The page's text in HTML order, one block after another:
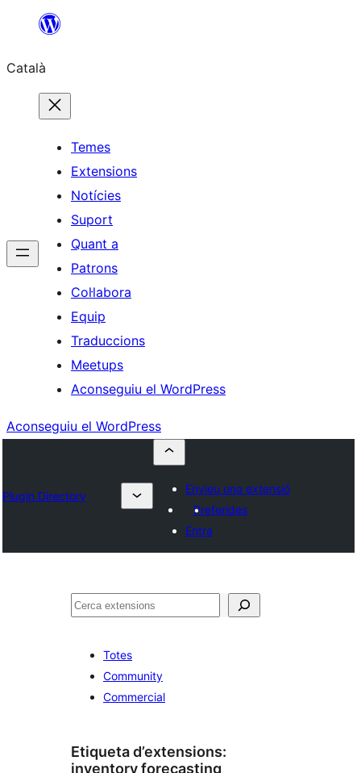
contingut
Català
Temes
Extensions
Notícies
Suport
Quant a
Patrons
Col·labora
Equip
Traduccions
Meetups
Aconseguiu el WordPress
Aconseguiu el WordPress
Plugin Directory
Envieu una extensió
Preferides
Entra
Cerca
Totes
Community
Commercial
Etiqueta d’extensions:
inventory forecasting